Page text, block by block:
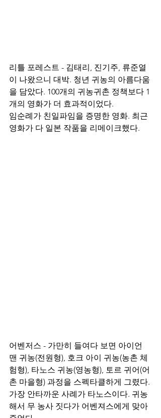
리틀 포레스트 - 김태리, 진기주, 류준열
이 나왔으니 대박. 청년 귀농의 아름다움
을 담았다. 100개의 귀농귀촌 정책보다 1
개의 영화가 더 효과적이었다.
임순례가 친일파임을 증명한 영화. 최근
영화가 다 일본 작품을 리메이크했다.
어벤저스 - 가만히 들여다 보면 아이언
맨 귀농(전원형), 호크 아이 귀농(농촌 체
험형), 타노스 귀농(영농형), 토르 귀어(어
촌 마을형) 과정을 스펙타클하게 그렸다.
가장 안타까운 사례가 타노스이다. 귀농
해서 무 농사 짓다가 어벤져스에게 맞아